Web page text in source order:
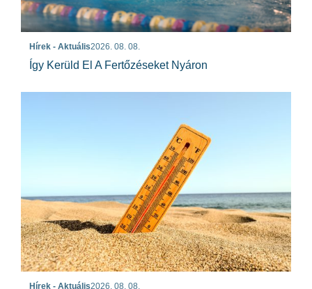
Hírek - Aktuális2026. 08. 08.
Így Kerüld El A Fertőzéseket Nyáron
Hírek - Aktuális2026. 08. 08.